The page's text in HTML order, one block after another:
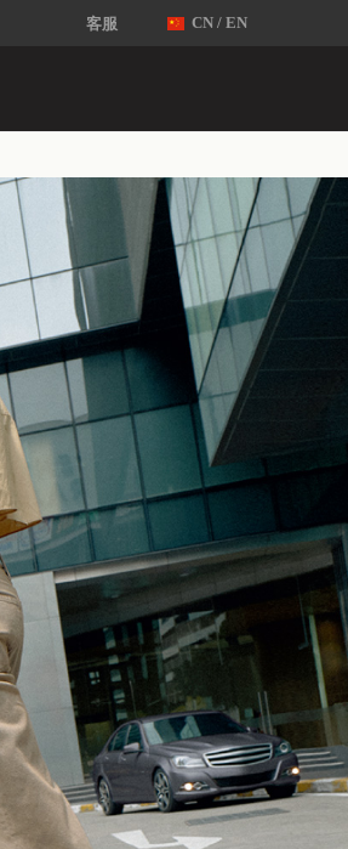
客服 CN / EN